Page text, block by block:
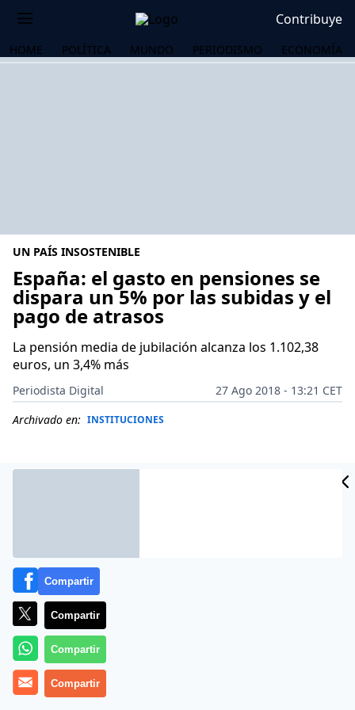
Contribuye
HOME POLÍTICA MUNDO PERIODISMO ECONOMÍA
UN PAÍS INSOSTENIBLE
España: el gasto en pensiones se
dispara un 5% por las subidas y el
pago de atrasos
La pensión media de jubilación alcanza los 1.102,38
euros, un 3,4% más
Periodista Digital
27 Ago 2018 - 13:21 CET
Archivado en: INSTITUCIONES
Con esos datos, semejante demografía, tamaño
envejecimiento general y tales políticos, incapaces de
Compartir
Compartir
Compartir
Compartir